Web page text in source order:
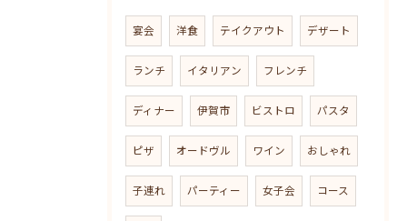
宴会 洋食 テイクアウト デザート
ランチ イタリアン フレンチ
ディナー 伊賀市 ビストロ パスタ
ピザ オードヴル ワイン おしゃれ
子連れ パーティー 女子会 コース